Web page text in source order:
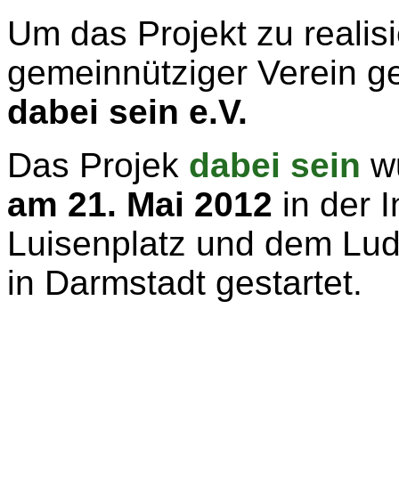
Um das Projekt zu
gemeinnütziger Verein
dabei sein e.V.
Das Projek dabei sein
am 21. Mai 2012 in der
Luisenplatz und dem
in Darmstadt gestartet.